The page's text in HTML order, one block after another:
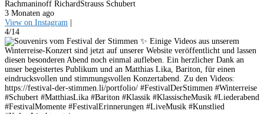
Rachmaninoff RichardStrauss Schubert
3 Monaten ago
View on Instagram
4/14